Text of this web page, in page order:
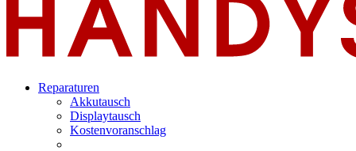
Reparaturen
Akkutausch
Displaytausch
Kostenvoranschlag